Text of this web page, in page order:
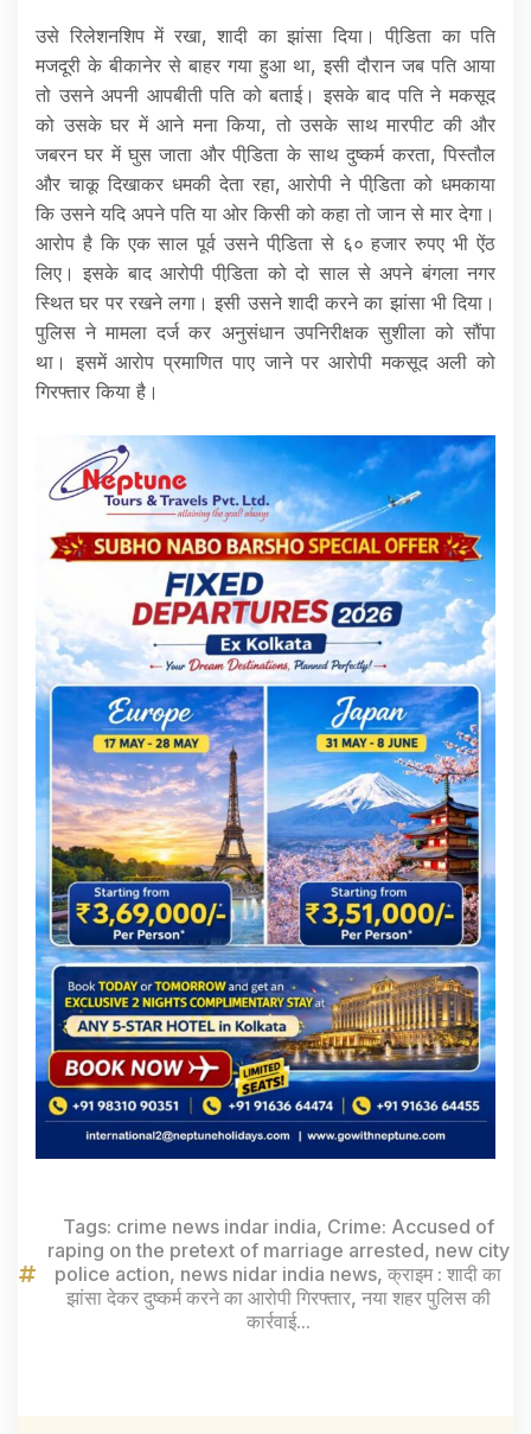
उसे रिलेशनशिप में रखा, शादी का झांसा दिया। पीडि़ता का पति
मजदूरी के बीकानेर से बाहर गया हुआ था, इसी दौरान जब पति आया
तो उसने अपनी आपबीती पति को बताई। इसके बाद पति ने मकसूद
को उसके घर में आने मना किया, तो उसके साथ मारपीट की और
जबरन घर में घुस जाता और पीडि़ता के साथ दुष्कर्म करता, पिस्तौल
और चाकू दिखाकर धमकी देता रहा, आरोपी ने पीडि़ता को धमकाया
कि उसने यदि अपने पति या ओर किसी को कहा तो जान से मार देगा।
आरोप है कि एक साल पूर्व उसने पीडि़ता से ६० हजार रुपए भी ऐंठ
लिए। इसके बाद आरोपी पीडि़ता को दो साल से अपने बंगला नगर
स्थित घर पर रखने लगा। इसी उसने शादी करने का झांसा भी दिया।
पुलिस ने मामला दर्ज कर अनुसंधान उपनिरीक्षक सुशीला को सौंपा
था। इसमें आरोप प्रमाणित पाए जाने पर आरोपी मकसूद अली को
गिरफ्तार किया है।
Tags: crime news indar india, Crime: Accused of
raping on the pretext of marriage arrested, new city
police action, news nidar india news, क्राइम : शादी का
झांसा देकर दुष्कर्म करने का आरोपी गिरफ्तार, नया शहर पुलिस की
कार्रवाई...